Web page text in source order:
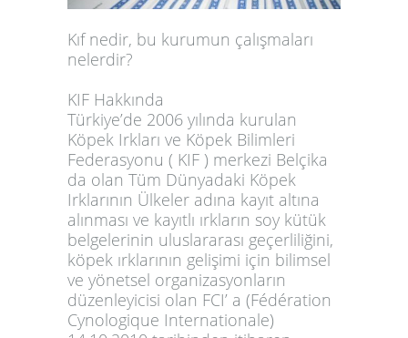
Kıf nedir, bu kurumun çalışmaları
nelerdir?
KIF Hakkında
Türkiye’de 2006 yılında kurulan
Köpek Irkları ve Köpek Bilimleri
Federasyonu ( KIF ) merkezi Belçika
da olan Tüm Dünyadaki Köpek
Irklarının Ülkeler adına kayıt altına
alınması ve kayıtlı ırkların soy kütük
belgelerinin uluslararası geçerliliğini,
köpek ırklarının gelişimi için bilimsel
ve yönetsel organizasyonların
düzenleyicisi olan FCI’ a (Fédération
Cynologique Internationale)